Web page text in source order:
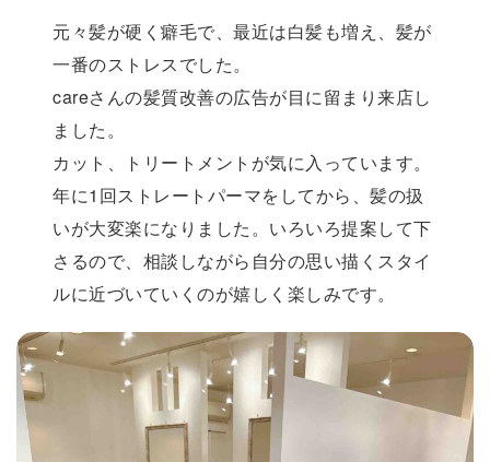
元々髪が硬く癖毛で、最近は白髪も増え、髪が
一番のストレスでした。
careさんの髪質改善の広告が目に留まり来店し
ました。
カット、トリートメントが気に入っています。
年に1回ストレートパーマをしてから、髪の扱
いが大変楽になりました。いろいろ提案して下
さるので、相談しながら自分の思い描くスタイ
ルに近づいていくのが嬉しく楽しみです。